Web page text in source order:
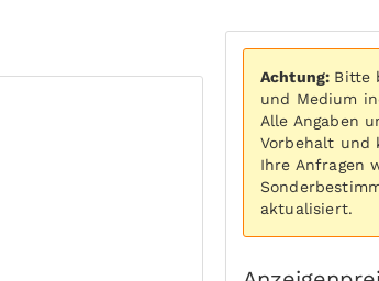
Achtung: Bitte
und Medium
Alle Angaben
Vorbehalt und
Ihre Anfragen
aktualisiert.